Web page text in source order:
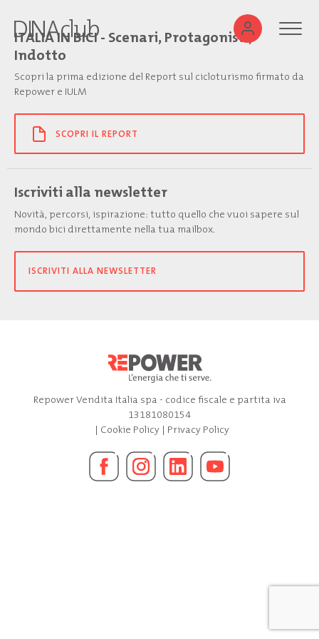
ITALIA IN BICI - Scenari, Protagonisti,
Indotto
Scopri la prima edizione del Report sul cicloturismo firmato da
Repower e IULM
SCOPRI IL REPORT
Iscriviti alla newsletter
Novità, percorsi, ispirazione: tutto quello che vuoi sapere sul
mondo bici direttamente nella tua mailbox.
ISCRIVITI ALLA NEWSLETTER
Repower Vendita Italia spa - codice fiscale e partita iva
13181080154
| Cookie Policy| Privacy Policy